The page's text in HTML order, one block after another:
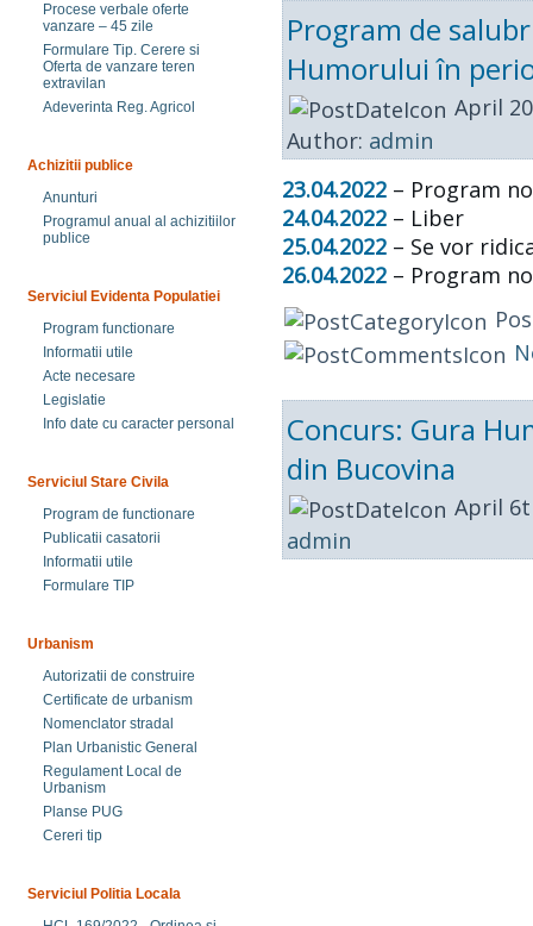
Procese verbale oferte
vanzare – 45 zile
Formulare Tip. Cerere si
Oferta de vanzare teren
extravilan
Adeverinta Reg. Agricol
Achizitii publice
Anunturi
Programul anual al achizitiilor
publice
Serviciul Evidenta Populatiei
Program functionare
Informatii utile
Acte necesare
Legislatie
Info date cu caracter personal
Serviciul Stare Civila
Program de functionare
Publicatii casatorii
Informatii utile
Formulare TIP
Urbanism
Autorizatii de construire
Certificate de urbanism
Nomenclator stradal
Plan Urbanistic General
Regulament Local de
Urbanism
Planse PUG
Cereri tip
Serviciul Politia Locala
Program de
Humorului în
April
Author: admin
23.04.2022 – Program
24.04.2022 – Liber
25.04.2022 – Se vor
26.04.2022 – Program
Concurs: Gura
din Bucovina
April
admin